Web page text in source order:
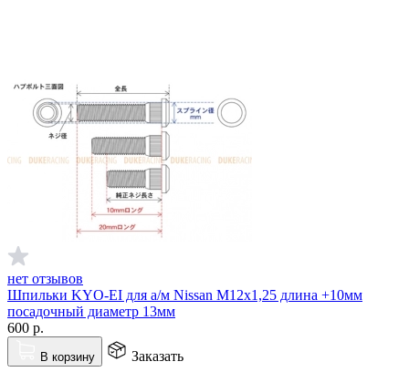
нет отзывов
Шпильки KYO-EI для а/м Nissan M12x1,25 длина +10мм
посадочный диаметр 13мм
600 р.
В корзину Заказать